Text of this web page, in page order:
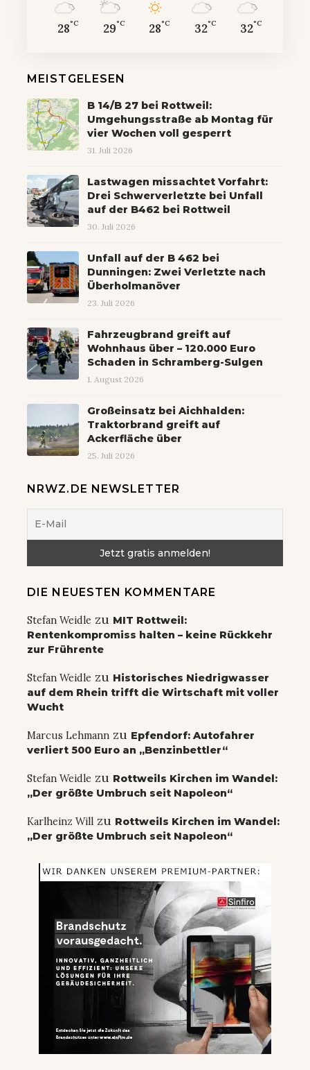
28°C 29°C 28°C 32°C 32°C
MEISTGELESEN
B 14/B 27 bei Rottweil:
Umgehungsstraße ab Montag für
vier Wochen voll gesperrt
31. Juli 2026
Lastwagen missachtet Vorfahrt:
Drei Schwerverletzte bei Unfall
auf der B462 bei Rottweil
30. Juli 2026
Unfall auf der B 462 bei
Dunningen: Zwei Verletzte nach
Überholmanöver
23. Juli 2026
Fahrzeugbrand greift auf
Wohnhaus über – 120.000 Euro
Schaden in Schramberg-Sulgen
1. August 2026
Großeinsatz bei Aichhalden:
Traktorbrand greift auf
Ackerfläche über
25. Juli 2026
NRWZ.DE NEWSLETTER
DIE NEUESTEN KOMMENTARE
Stefan Weidle zu MIT Rottweil:
Rentenkompromiss halten – keine Rückkehr
zur Frührente
Stefan Weidle zu Historisches Niedrigwasser
auf dem Rhein trifft die Wirtschaft mit voller
Wucht
Marcus Lehmann zu Epfendorf: Autofahrer
verliert 500 Euro an „Benzinbettler“
Stefan Weidle zu Rottweils Kirchen im Wandel:
„Der größte Umbruch seit Napoleon“
Karlheinz Will zu Rottweils Kirchen im Wandel:
„Der größte Umbruch seit Napoleon“